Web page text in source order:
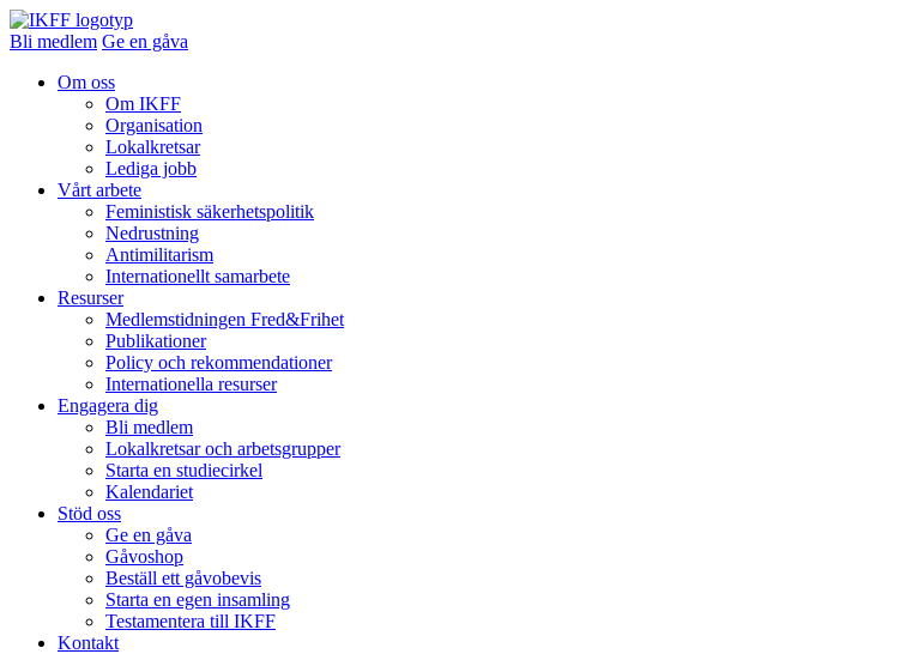
Bli medlem Ge en gåva
Om oss
Om IKFF
Organisation
Lokalkretsar
Lediga jobb
Vårt arbete
Feministisk säkerhetspolitik
Nedrustning
Antimilitarism
Internationellt samarbete
Resurser
Medlemstidningen Fred&Frihet
Publikationer
Policy och rekommendationer
Internationella resurser
Engagera dig
Bli medlem
Lokalkretsar och arbetsgrupper
Starta en studiecirkel
Kalendariet
Stöd oss
Ge en gåva
Gåvoshop
Beställ ett gåvobevis
Starta en egen insamling
Testamentera till IKFF
Kontakt